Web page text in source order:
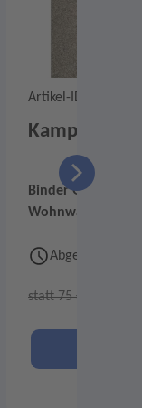
Artikel-ID: 1593
Kampa
Binder GmbH
Wohnwagen
Abgelaufen
statt 75 €